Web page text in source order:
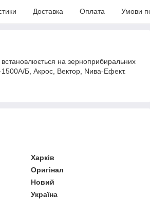
Доставка Оплата Умови
на зерноприбиральних
Б, Акрос, Вектор, Nива-Ефект.
Харків
Оригінал
Новий
Україна